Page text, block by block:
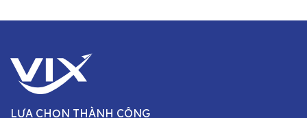
LỰA CHỌN THÀNH CÔNG